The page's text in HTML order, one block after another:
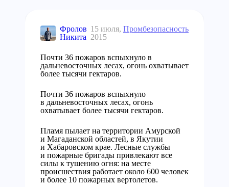
Фролов
Никита
15 июля,
2015
Промбезопасность
Почти 36 пожаров вспыхнуло в
дальневосточных лесах, огонь охватывает
более тысячи гектаров.
Почти 36 пожаров вспыхнуло
в дальневосточных лесах, огонь
охватывает более тысячи гектаров.
Пламя пылает на территории Амурской
и Магаданской областей, в Якутии
и Хабаровском крае. Лесные службы
и пожарные бригады привлекают все
силы к тушению огня: на месте
происшествия работает около 600 человек
и более 10 пожарных вертолетов.